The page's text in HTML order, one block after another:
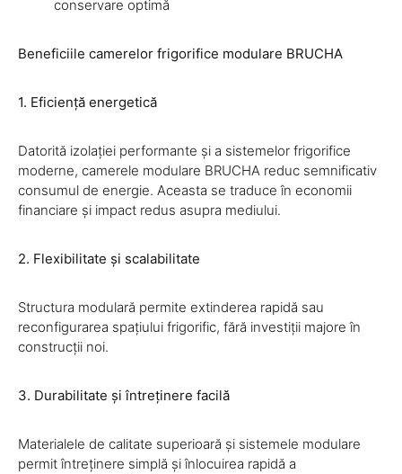
conservare optimă
Beneficiile camerelor frigorifice modulare BRUCHA
1. Eficiență energetică
Datorită izolației performante și a sistemelor frigorifice
moderne, camerele modulare BRUCHA reduc semnificativ
consumul de energie. Aceasta se traduce în economii
financiare și impact redus asupra mediului.
2. Flexibilitate și scalabilitate
Structura modulară permite extinderea rapidă sau
reconfigurarea spațiului frigorific, fără investiții majore în
construcții noi.
3. Durabilitate și întreținere facilă
Materialele de calitate superioară și sistemele modulare
permit întreținere simplă și înlocuirea rapidă a